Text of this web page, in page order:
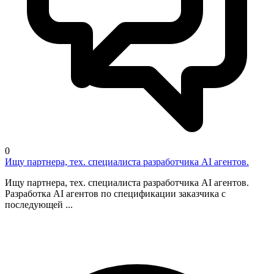
0
Ищу партнера, тех. специалиста разработчика AI агентов.
Ищу партнера, тех. специалиста разработчика AI агентов.
Разработка AI агентов по спецификации заказчика с
последующей ...